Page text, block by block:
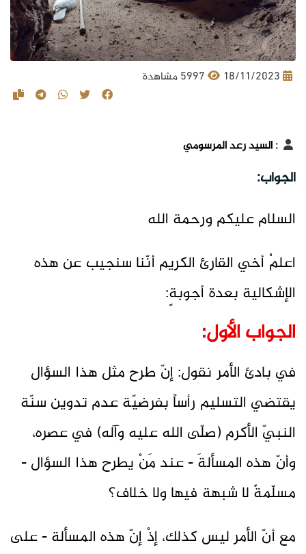
18/11/2023 5997 مشاهدة
:السيد رعد المرسومي
الجواب:
السلام عليكم ورحمة الله
اعلمْ أخي القارئ الكريم أنّنا سنجيب عن هذه
الإشكالية بعدة أجوبةٍ:
الجواب الأول:
في بادئ الأمر نقول: إنّ طرح مثل هذا السؤال
يقتضي التسليم رأساً بفرضيّة عدم تدوين سنّة
النبيّ الأكرم (صلّى الله عليه وآله) في عصره،
وأنّ هذه المسألةَ - عند مَنْ يطرح هذا السؤال -
مسلّمةٌ لا شبهة فيها ولا خلاف؟
مع أنّ الأمر ليس كذلك، إذْ إنّ هذه المسألة - على